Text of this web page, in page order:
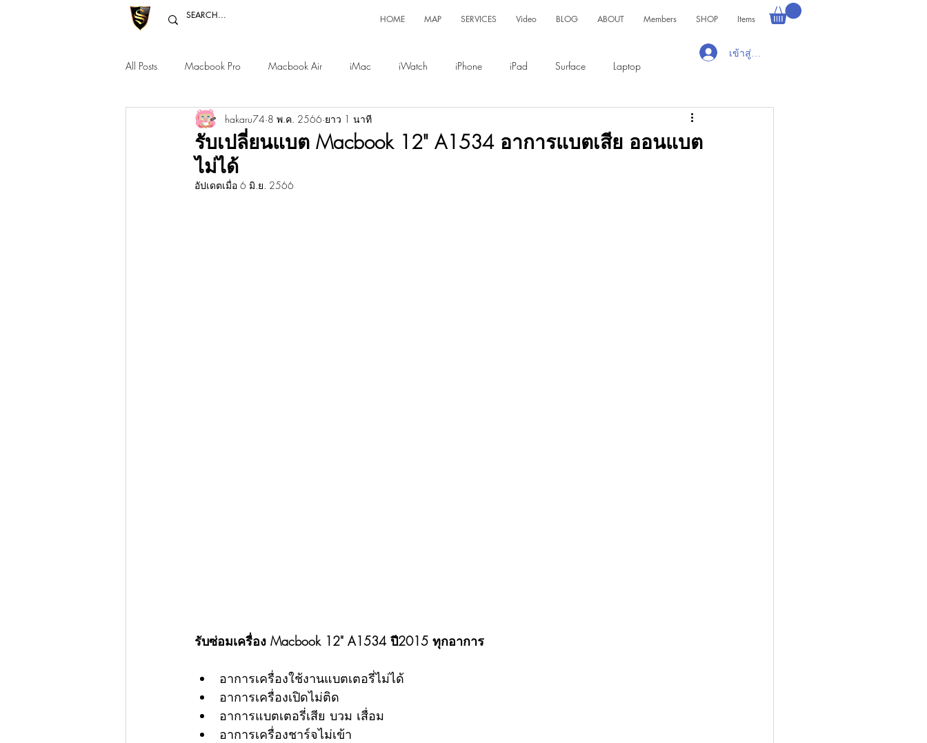
HOME MAP SERVICES Video BLOG ABOUT Members SHOP Items
เข้าสู่ระบบ
All Posts
Macbook Pro Macbook Air iMac iWatch iPhone iPad Surface Laptop
Macbook Pro 12" 14" 16" Mac Display Magsafe
รับเปลี่ยนแบต Macbook 12" A1534 อาการแบตเสีย ออนแบต
ไม่ได้
hakaru74 8 พ.ค. 2566 ยาว 1 นาที
อัปเดตเมื่อ 6 มิ.ย. 2566
รับซ่อมเครื่อง Macbook 12" A1534 ปี2015 ทุกอาการ
อาการเครื่องใช้งานแบตเตอรี่ไม่ได้
อาการเครื่องเปิดไม่ติด
อาการแบตเตอรี่เสีย บวม เสื่อม
อาการเครื่องชาร์จไม่เข้า